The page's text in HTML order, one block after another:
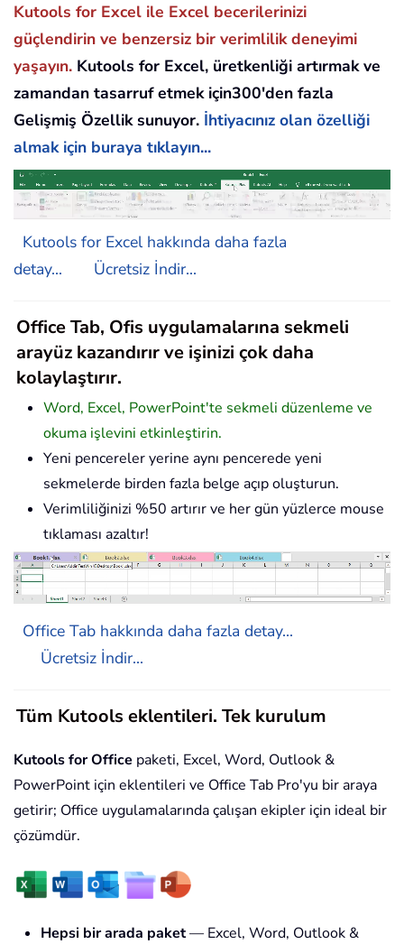
Kutools for Excel ile Excel becerilerinizi
güçlendirin ve benzersiz bir verimlilik deneyimi
yaşayın. Kutools for Excel, üretkenliği artırmak ve
zamandan tasarruf etmek için300'den fazla
Gelişmiş Özellik sunuyor. İhtiyacınız olan özelliği
almak için buraya tıklayın...
Kutools for Excel hakkında daha fazla
detay...
Ücretsiz İndir...
Office Tab, Ofis uygulamalarına sekmeli
arayüz kazandırır ve işinizi çok daha
kolaylaştırır.
Word, Excel, PowerPoint'te sekmeli düzenleme ve
okuma işlevini etkinleştirin.
Yeni pencereler yerine aynı pencerede yeni
sekmelerde birden fazla belge açıp oluşturun.
Verimliliğinizi %50 artırır ve her gün yüzlerce mouse
tıklaması azaltır!
Office Tab hakkında daha fazla detay...
Ücretsiz İndir...
Tüm Kutools eklentileri. Tek kurulum
Kutools for Office paketi, Excel, Word, Outlook &
PowerPoint için eklentileri ve Office Tab Pro'yu bir araya
getirir; Office uygulamalarında çalışan ekipler için ideal bir
çözümdür.
Hepsi bir arada paket— Excel, Word, Outlook &